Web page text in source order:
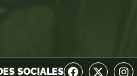
SOCIALES